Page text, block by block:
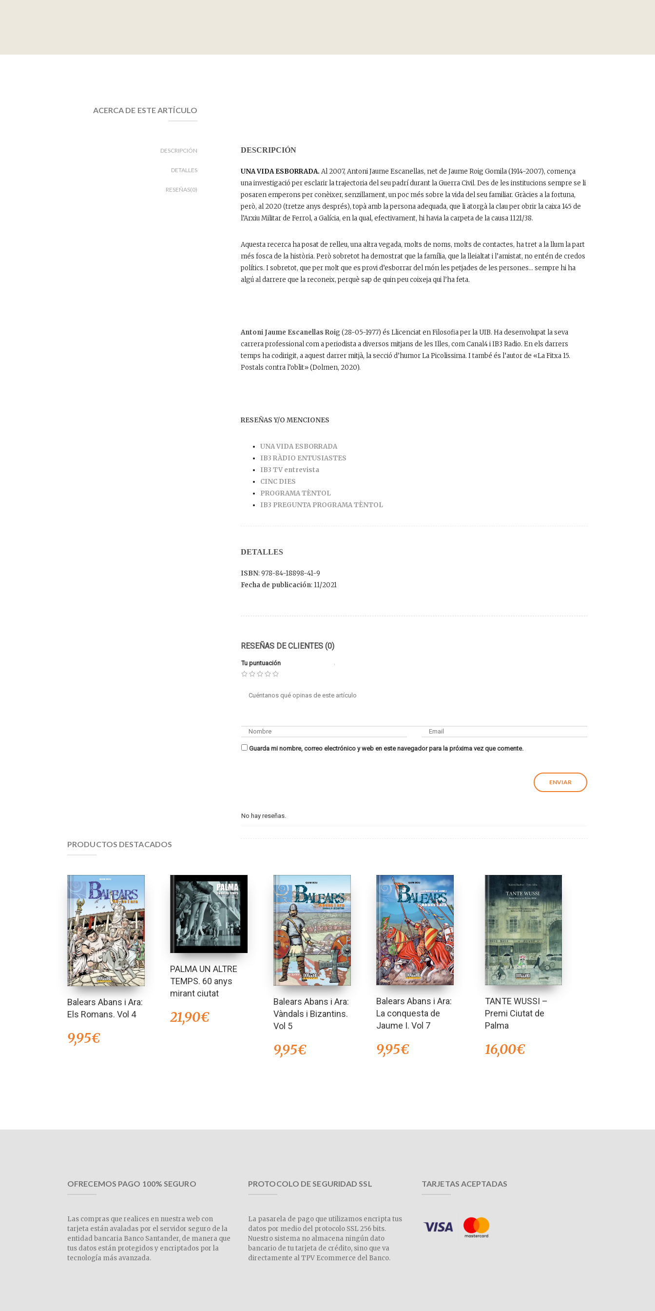
ACERCA DE ESTE ARTÍCULO
DESCRIPCIÓN
DETALLES
RESEÑAS(0)
DESCRIPCIÓN
UNA VIDA ESBORRADA. Al 2007, Antoni Jaume Escanellas, net de Jaume Roig Gomila (1914-2007), comença
una investigació per esclarir la trajectoria del seu padrí durant la Guerra Civil. Des de les institucions sempre se li
posaren emperons per conèixer, senzillament, un poc més sobre la vida del seu familiar. Gràcies a la fortuna,
però, al 2020 (tretze anys després), topà amb la persona adequada, que li atorgà la clau per obrir la caixa 145 de
l’Arxiu Militar de Ferrol, a Galícia, en la qual, efectivament, hi havia la carpeta de la causa 1121/38.
Aquesta recerca ha posat de relleu, una altra vegada, molts de noms, molts de contactes, ha tret a la llum la part
més fosca de la història. Però sobretot ha demostrat que la família, que la lleialtat i l’amistat, no entén de credos
polítics. I sobretot, que per molt que es provi d’esborrar del món les petjades de les persones… sempre hi ha
algú al darrere que la reconeix, perquè sap de quin peu coixeja qui l’ha feta.
Antoni Jaume Escanellas Roig (28-05-1977) és Llicenciat en Filosofia per la UIB. Ha desenvolupat la seva
carrera professional com a periodista a diversos mitjans de les Illes, com Canal4 i IB3 Radio. En els darrers
temps ha codirigit, a aquest darrer mitjà, la secció d’humor La Picolissima. I també és l’autor de «La Fitxa 15.
Postals contra l’oblit» (Dolmen, 2020).
RESEÑAS Y/O MENCIONES
UNA VIDA ESBORRADA
IB3 RÀDIO ENTUSIASTES
IB3 TV entrevista
CINC DIES
PROGRAMA TÈNTOL
IB3 PREGUNTA PROGRAMA TÈNTOL
DETALLES
ISBN: 978-84-18898-41-9
Fecha de publicación: 11/2021
RESEÑAS DE CLIENTES (0)
Tu puntuación
Guarda mi nombre, correo electrónico y web en este navegador para la próxima vez que comente.
No hay reseñas.
PRODUCTOS DESTACADOS
Balears Abans i Ara:
Els Romans. Vol 4
9,95€
PALMA UN ALTRE
TEMPS. 60 anys
mirant ciutat
21,90€
Balears Abans i Ara:
Vàndals i Bizantins.
Vol 5
9,95€
Balears Abans i Ara:
La conquesta de
Jaume I. Vol 7
9,95€
TANTE WUSSI –
Premi Ciutat de
Palma
16,00€
OFRECEMOS PAGO 100% SEGURO
Las compras que realices en nuestra web con
tarjeta están avaladas por el servidor seguro de la
entidad bancaria Banco Santander, de manera que
tus datos están protegidos y encriptados por la
tecnología más avanzada.
PROTOCOLO DE SEGURIDAD SSL
La pasarela de pago que utilizamos encripta tus
datos por medio del protocolo SSL 256 bits.
Nuestro sistema no almacena ningún dato
bancario de tu tarjeta de crédito, sino que va
directamente al TPV Ecommerce del Banco.
TARJETAS ACEPTADAS